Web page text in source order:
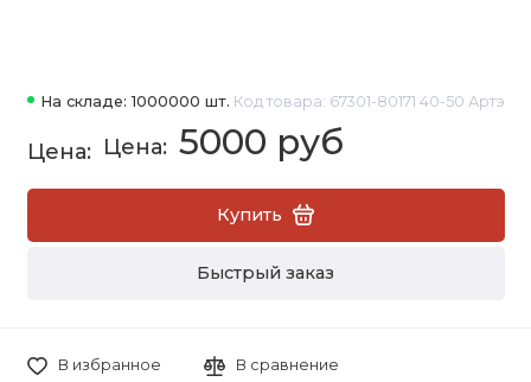
На складе: 1000000 шт. Код товара: 67301-80171 40-50 Артэ
5000 руб
Купить
Быстрый заказ
В избранное В сравнение